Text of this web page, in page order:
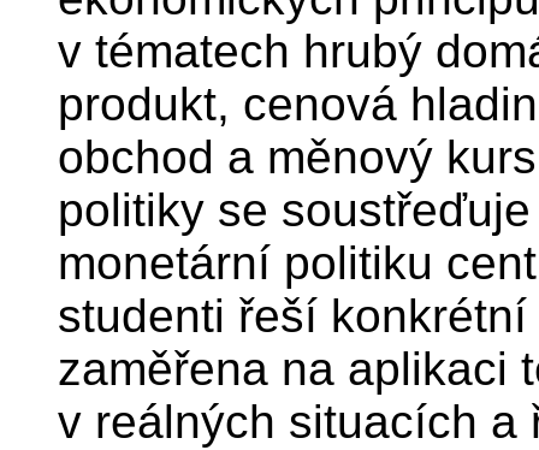
v tématech hrubý
produkt, cenová
obchod a měnový
politiky se
monetární politiku
studenti řeší
zaměřena na aplikaci
v reálných situacích a